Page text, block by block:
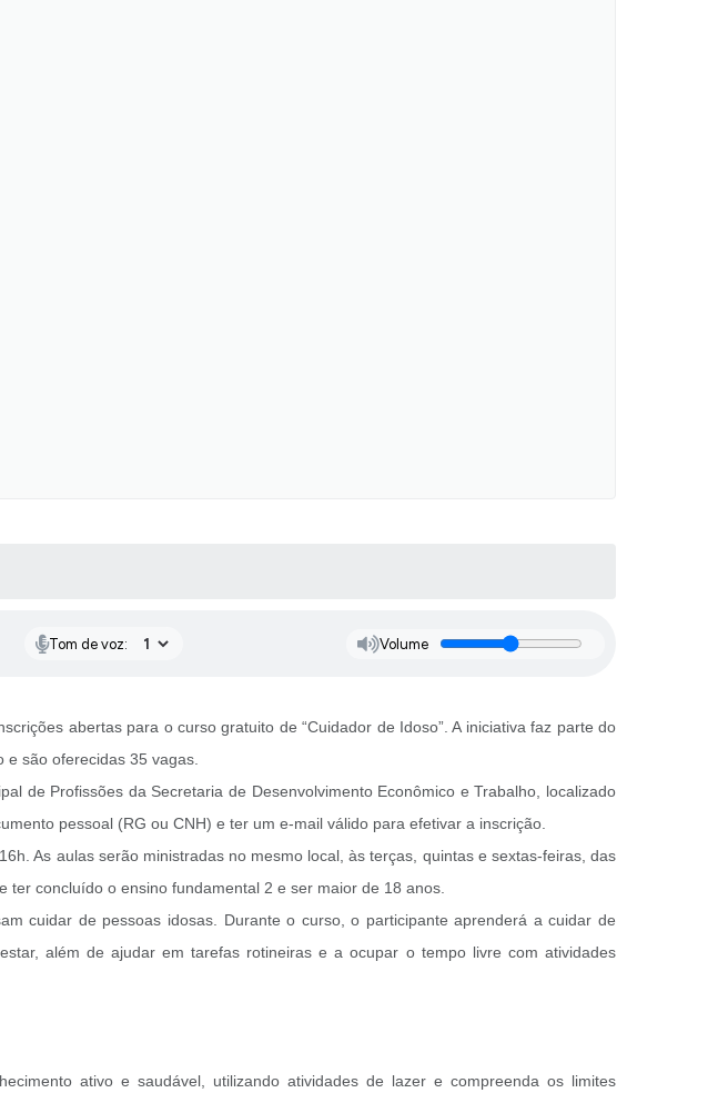
Tom de voz: Volume
abertas para o curso gratuito de “Cuidador de Idoso”. A iniciativa faz parte do
são oferecidas 35 vagas.
de Profissões da Secretaria de Desenvolvimento Econômico e Trabalho, localizado
pessoal (RG ou CNH) e ter um e-mail válido para efetivar a inscrição.
As aulas serão ministradas no mesmo local, às terças, quintas e sextas-feiras, das
concluído o ensino fundamental 2 e ser maior de 18 anos.
cuidar de pessoas idosas. Durante o curso, o participante aprenderá a cuidar de
além de ajudar em tarefas rotineiras e a ocupar o tempo livre com atividades
ativo e saudável, utilizando atividades de lazer e compreenda os limites